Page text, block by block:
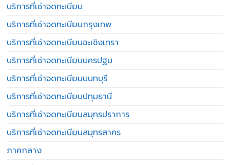
บริการที่เช่าจดทะเบียน
บริการที่เช่าจดทะเบียนกรุงเทพ
บริการที่เช่าจดทะเบียนฉะเชิงเทรา
บริการที่เช่าจดทะเบียนนครปฐม
บริการที่เช่าจดทะเบียนนนทบุรี
บริการที่เช่าจดทะเบียนปทุมธานี
บริการที่เช่าจดทะเบียนสมุทรปราการ
บริการที่เช่าจดทะเบียนสมุทรสาคร
ภาคกลาง